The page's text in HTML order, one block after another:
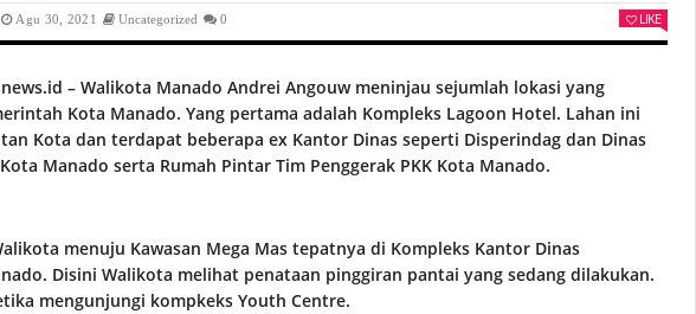
Agu 30, 2021 Uncategorized 0 LIKE
– Walikota Manado Andrei Angouw meninjau sejumlah lokasi yang
Kota Manado. Yang pertama adalah Kompleks Lagoon Hotel. Lahan ini
Kota dan terdapat beberapa ex Kantor Dinas seperti Disperindag dan Dinas
Manado serta Rumah Pintar Tim Penggerak PKK Kota Manado.
menuju Kawasan Mega Mas tepatnya di Kompleks Kantor Dinas
Disini Walikota melihat penataan pinggiran pantai yang sedang dilakukan.
mengunjungi kompkeks Youth Centre.